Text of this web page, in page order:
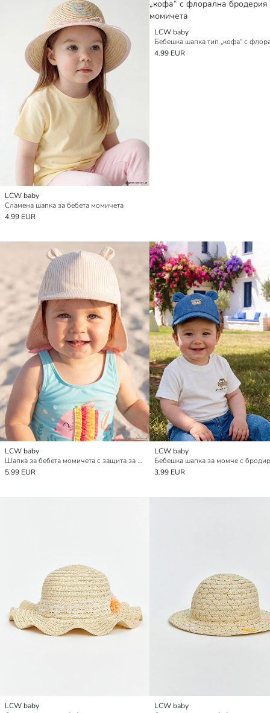
LCW baby
Сламена шапка за бебета момичета
4.99 EUR
LCW baby
4.99 EUR
LCW baby
Шапка за бебета момичета с защита за врата
5.99 EUR
LCW baby
3.99 EUR
LCW baby
LCW baby